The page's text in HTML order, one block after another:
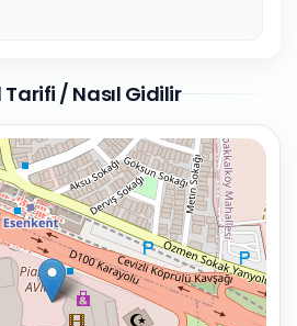
/ Nasıl Gidilir